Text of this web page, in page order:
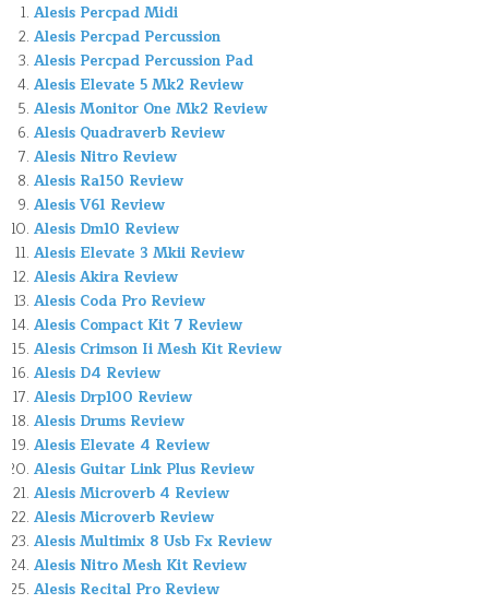
Alesis Percpad Midi
Alesis Percpad Percussion
Alesis Percpad Percussion Pad
Alesis Elevate 5 Mk2 Review
Alesis Monitor One Mk2 Review
Alesis Quadraverb Review
Alesis Nitro Review
Alesis Ra150 Review
Alesis V61 Review
Alesis Dm10 Review
Alesis Elevate 3 Mkii Review
Alesis Akira Review
Alesis Coda Pro Review
Alesis Compact Kit 7 Review
Alesis Crimson Ii Mesh Kit Review
Alesis D4 Review
Alesis Drp100 Review
Alesis Drums Review
Alesis Elevate 4 Review
Alesis Guitar Link Plus Review
Alesis Microverb 4 Review
Alesis Microverb Review
Alesis Multimix 8 Usb Fx Review
Alesis Nitro Mesh Kit Review
Alesis Recital Pro Review